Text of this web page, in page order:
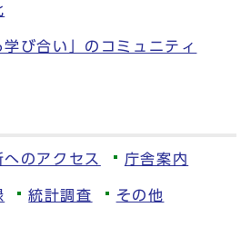
学び合い」のコミュニティ
のアクセス 庁舎案内
統計調査 その他